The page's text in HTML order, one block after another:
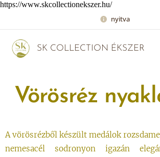
https://www.skcollectionekszer.hu/
nyitva
SK COLLECTION ÉKSZER
Vörösréz
A vörösrézből készült medálok
nemesacél sodronyon igazán